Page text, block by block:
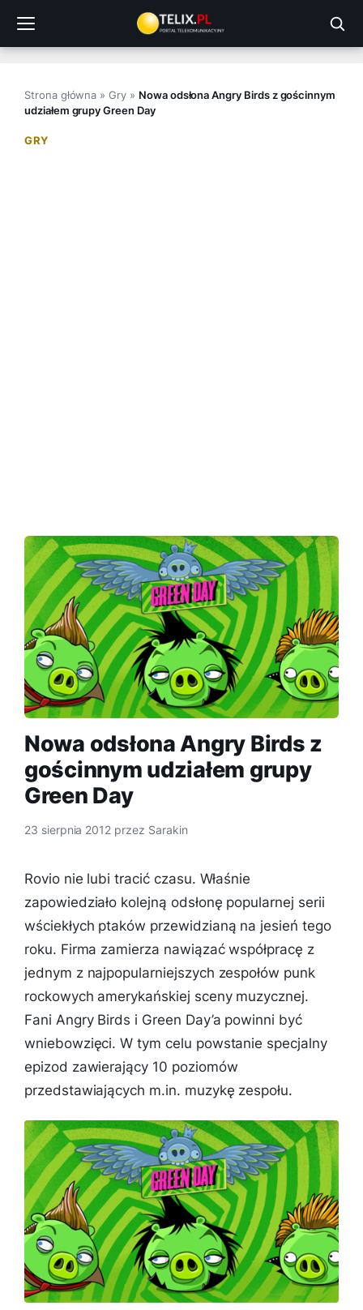
treści
Strona główna »Gry » Nowa odsłona Angry Birds z gościnnym
udziałem grupy Green Day
GRY
Nowa odsłona Angry Birds z
gościnnym udziałem grupy
Green Day
23 sierpnia 2012 przez Sarakin
Rovio nie lubi tracić czasu. Właśnie
zapowiedziało kolejną odsłonę popularnej serii
wściekłych ptaków przewidzianą na jesień tego
roku. Firma zamierza nawiązać współpracę z
jednym z najpopularniejszych zespołów punk
rockowych amerykańskiej sceny muzycznej.
Fani Angry Birds i Green Day’a powinni być
wniebowzięci. W tym celu powstanie specjalny
epizod zawierający 10 poziomów
przedstawiających m.in. muzykę zespołu.